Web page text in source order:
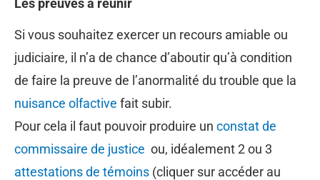
Les preuves à réunir
Si vous souhaitez exercer un recours amiable ou
judiciaire, il n’a de chance d’aboutir qu’à condition
de faire la preuve de l’anormalité du trouble que la
nuisance olfactive fait subir.
Pour cela il faut pouvoir produire un constat de
commissaire de justice ou, idéalement 2 ou 3
attestations de témoins (cliquer sur accéder au